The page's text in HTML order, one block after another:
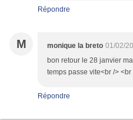
Répondre
M monique la breto 01/02/
bon retour le 28 janvier
temps passe vite<br />
Répondre